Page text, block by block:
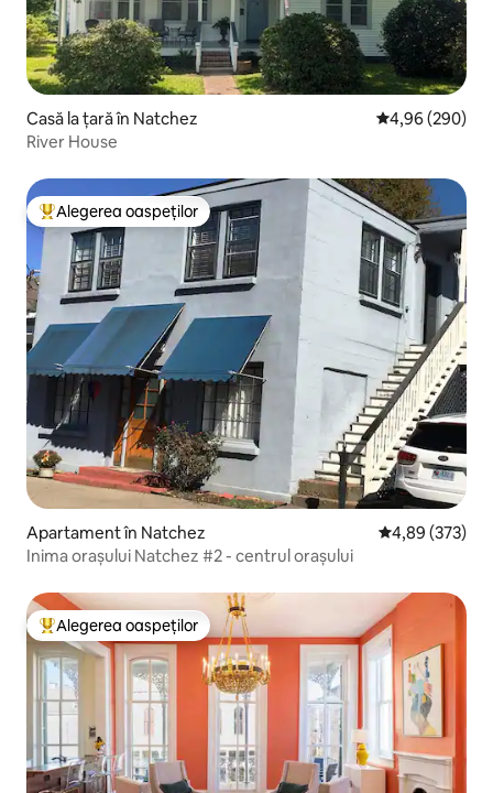
Casă la țară în Natchez Scor mediu de
4,96 (290)
River House
Locuință din topul categoriei Alegerea oaspeților
Alegerea oaspeților
Apartament în Natchez Scor mediu de
4,89 (373)
Inima orașului Natchez #2 - centrul orașului
Locuință din topul categoriei Alegerea oaspeților
Alegerea oaspeților